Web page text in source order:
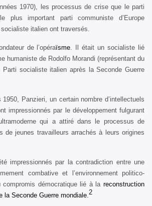
1970), les processus de crise que le parti
plus important parti communiste d’Europe
italien ont traversés.
de l’opéraïsme. Il était un socialiste lié
humaniste de Rodolfo Morandi (représentant du
socialiste italien après la Seconde Guerre
Panzieri, un certain nombre d’intellectuels
impressionnés par le développement fulgurant
qui a attiré dans le processus de
de jeunes travailleurs arrachés à leurs origines
impressionnés par la contradiction entre une
combative et l’environnement politico-
démocratique lié à la reconstruction
la Seconde Guerre mondiale.2